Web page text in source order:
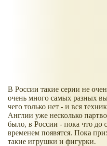
В России такие серии не
очень много самых разных
чего только нет - и вся
Англии уже несколько
было, в России - пока что до
временем появятся. Пока
такие игрушки и фигурки.